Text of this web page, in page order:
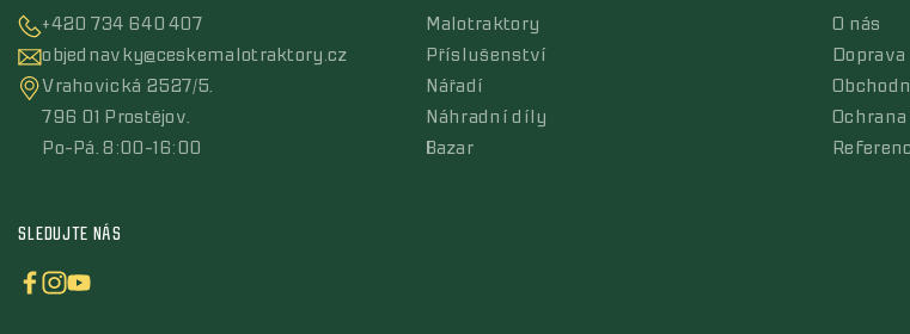
+420 734 640 407
objednavky@ceskemalotraktory.cz
Vrahovická 2527/5,
796 01 Prostějov,
Po-Pá, 8:00-16:00
SLEDUJTE NÁS
Malotraktory
Příslušenství
Nářadí
Náhradní díly
Bazar
O nás
Doprava